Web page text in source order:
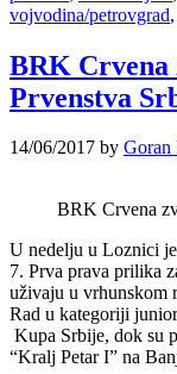
vojvodina/petrovgrad,
BRK
Prvenstva
14/06/2017 by Goran
BRK Crvena
U nedelju u Loznici
7. Prva prava prilika
uživaju u
Rad u kategoriji
Kupa Srbije, dok su
“Kralj Petar I” na